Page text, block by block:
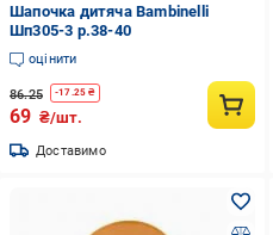
Шапочка дитяча Bambinelli
Шп305-3 р.38-40
оцінити
86.25 -17.25 ₴
69 ₴/шт.
Доставимо